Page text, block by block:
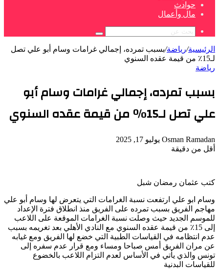
حوادث
مال وأعمال
بحث
الرئيسية/رياضة/بسبب تمرده، إجمالي غرامات وسام أبو علي تصل
لـ15٪ من قيمة عقده السنوي
رياضة
بسبب تمرده، إجمالي غرامات وسام أبو
علي تصل لـ15٪ من قيمة عقده السنوي
Osman Ramadan أرسل
يوليو 17, 2025
أقل من دقيقة
كتب عثمان رمضان شبل
وسام ابو علي ارتفعت نسبة الغرامات التي يتعرض لها وسام أبو علي
مهاجم الفريق بسبب تمرده على الفريق منذ انطلاق فترة الإعداد
للموسم الجديد حيث وصلت نسبة الغرامات الموقعة على اللاعب
إلى 15٪ من قيمة عقده السنوي مع النادي الأهلي بعد تغريمه بسبب
عدم انتظامه في القياسات الطبية التي خضع لها الفريق ومع غيابه
عن مران الفريق أمس صباحا ومساء ومع قرار عدم سفره إلى
تونس والذي يأتي في الأساس لعدم التزام اللاعب بالخضوع
للقياسات البدنية